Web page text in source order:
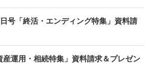
号「終活・エンディング特集」資料請
産運用・相続特集」資料請求＆プレゼン